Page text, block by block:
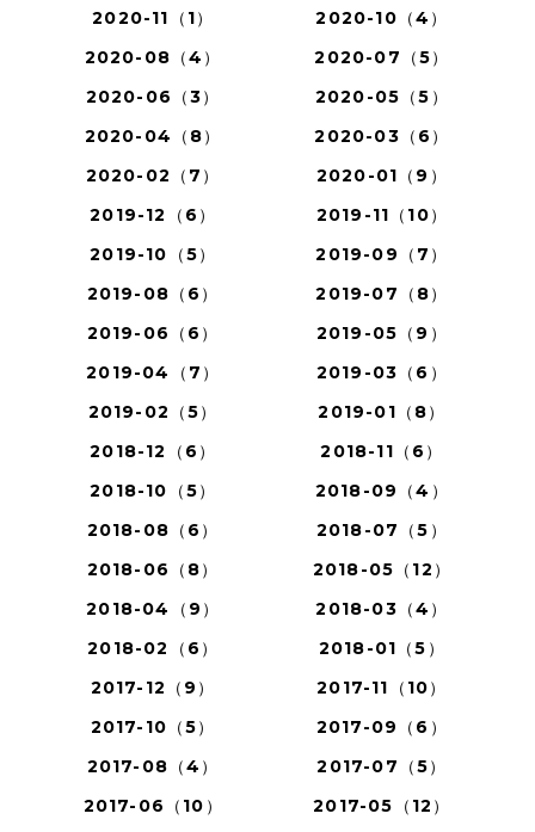
2020-11（1）
2020-10（4）
2020-08（4）
2020-07（5）
2020-06（3）
2020-05（5）
2020-04（8）
2020-03（6）
2020-02（7）
2020-01（9）
2019-12（6）
2019-11（10）
2019-10（5）
2019-09（7）
2019-08（6）
2019-07（8）
2019-06（6）
2019-05（9）
2019-04（7）
2019-03（6）
2019-02（5）
2019-01（8）
2018-12（6）
2018-11（6）
2018-10（5）
2018-09（4）
2018-08（6）
2018-07（5）
2018-06（8）
2018-05（12）
2018-04（9）
2018-03（4）
2018-02（6）
2018-01（5）
2017-12（9）
2017-11（10）
2017-10（5）
2017-09（6）
2017-08（4）
2017-07（5）
2017-06（10）
2017-05（12）